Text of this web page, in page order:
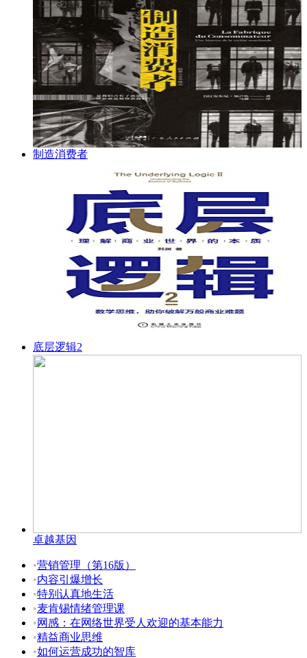
制造消费者
底层逻辑2
卓越基因
•营销管理（第16版）
•内容引爆增长
•特别认真地生活
•麦肯锡情绪管理课
•网感：在网络世界受人欢迎的基本能力
•精益商业思维
•如何运营成功的智库